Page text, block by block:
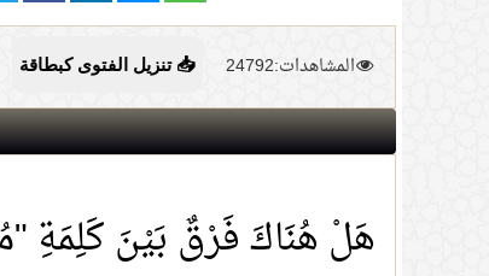
المشاهدات:24792 📥 تنزيل الفتوى كبطاقة
هَلْ هُنَاكَ فَرْقٌ بَيْنَ كَلِمَةِ